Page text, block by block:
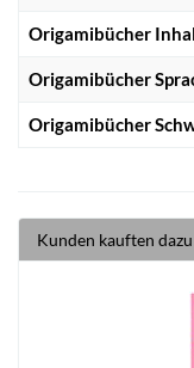
Origamibücher
Origamibücher
Origamibücher
Kunden kauften